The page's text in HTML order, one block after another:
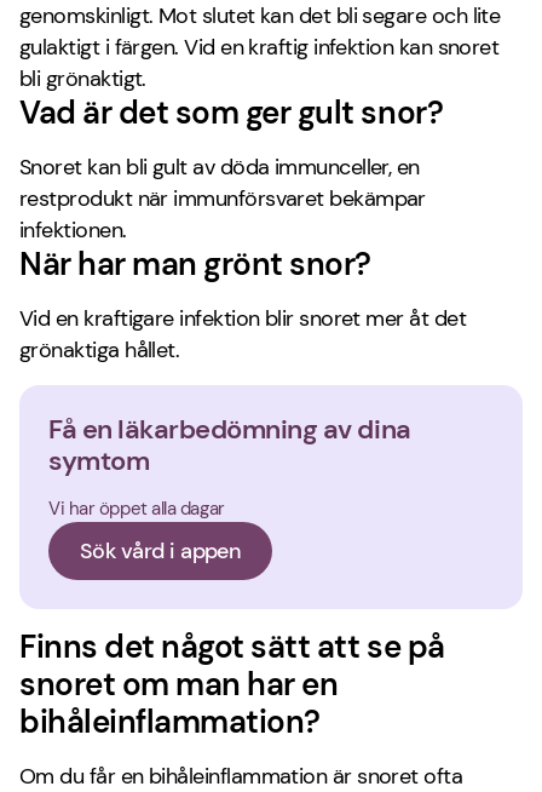
genomskinligt. Mot slutet kan det bli segare och lite
gulaktigt i färgen. Vid en kraftig infektion kan snoret
bli grönaktigt.
Vad är det som ger gult snor?
Snoret kan bli gult av döda immunceller, en
restprodukt när immunförsvaret bekämpar
infektionen.
När har man grönt snor?
Vid en kraftigare infektion blir snoret mer åt det
grönaktiga hållet.
Få en läkarbedömning av dina
symtom
Vi har öppet alla dagar
Sök vård i appen
Finns det något sätt att se på
snoret om man har en
bihåleinflammation?
Om du får en bihåleinflammation är snoret ofta